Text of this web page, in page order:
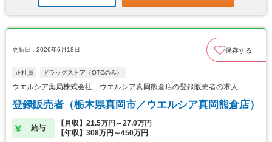
更新日：2026年6月18日 保存する
正社員 ドラッグストア（OTCのみ）
ウエルシア薬局株式会社 ウエルシア真岡熊倉店の登録販売者の求人
登録販売者（栃木県真岡市／ウエルシア真岡熊倉店）
給与
【月収】21.5万円～27.0万円
【年収】308万円～450万円